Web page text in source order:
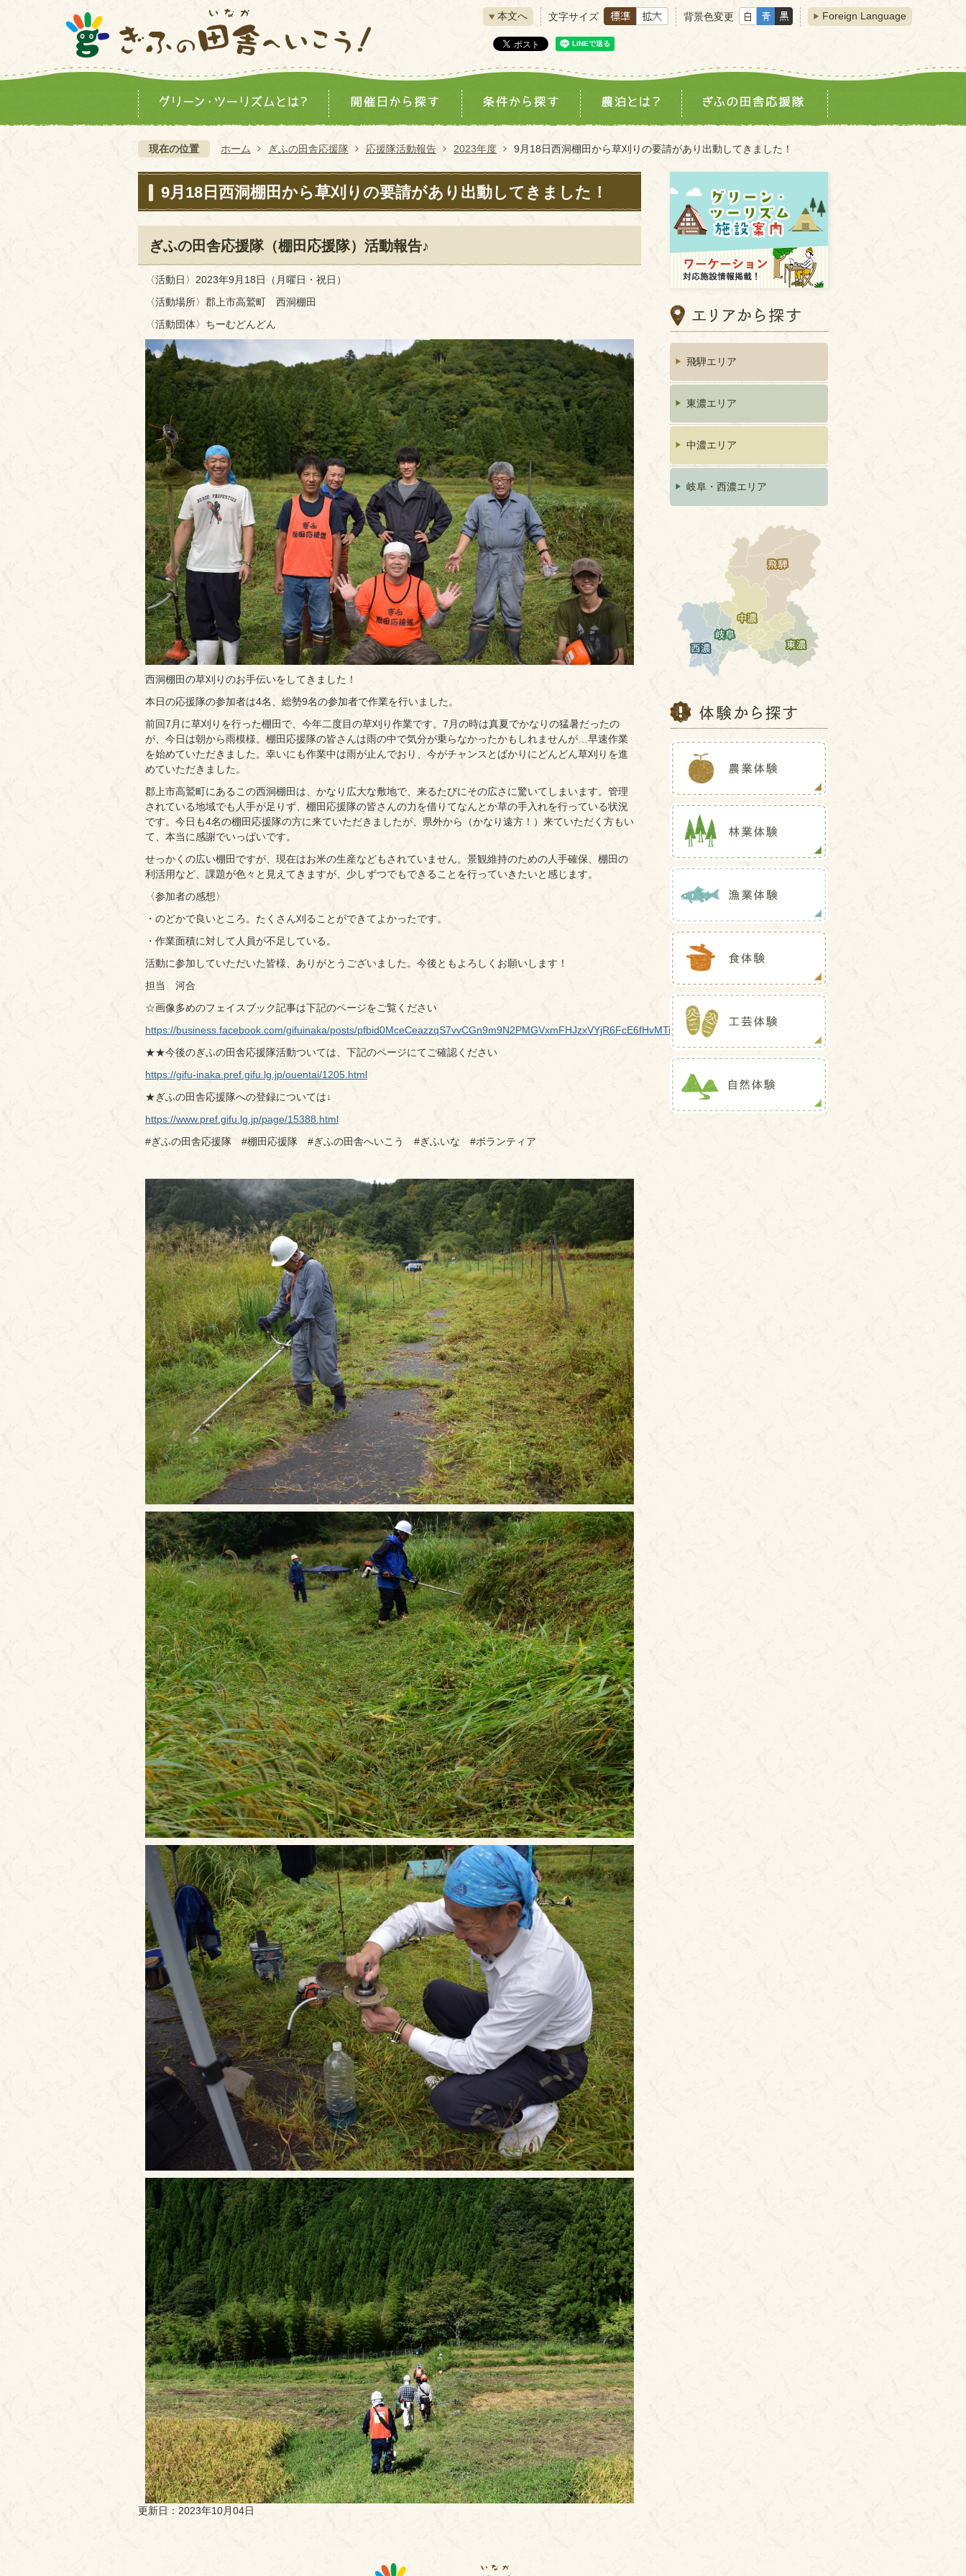
本文へ 文字サイズ 背景色変更 Foreign Language
現在の位置 ホーム ぎふの田舎応援隊 応援隊活動報告 2023年度 9月18日西洞棚田から草刈りの要請があり出動してきました！
9月18日西洞棚田から草刈りの要請があり出動してきました！
ぎふの田舎応援隊（棚田応援隊）活動報告♪
〈活動日〉2023年9月18日（月曜日・祝日）
〈活動場所〉郡上市高鷲町 西洞棚田
〈活動団体〉ちーむどんどん
西洞棚田の草刈りのお手伝いをしてきました！
本日の応援隊の参加者は4名、総勢9名の参加者で作業を行いました。
前回7月に草刈りを行った棚田で、今年二度目の草刈り作業です。7月の時は真夏でかなりの猛暑だったの
が、今日は朝から雨模様。棚田応援隊の皆さんは雨の中で気分が乗らなかったかもしれませんが…早速作業
を始めていただきました。幸いにも作業中は雨が止んでおり、今がチャンスとばかりにどんどん草刈りを進
めていただきました。
郡上市高鷲町にあるこの西洞棚田は、かなり広大な敷地で、来るたびにその広さに驚いてしまいます。管理
されている地域でも人手が足りず、棚田応援隊の皆さんの力を借りてなんとか草の手入れを行っている状況
です。今日も4名の棚田応援隊の方に来ていただきましたが、県外から（かなり遠方！）来ていただく方もい
て、本当に感謝でいっぱいです。
せっかくの広い棚田ですが、現在はお米の生産などもされていません。景観維持のための人手確保、棚田の
利活用など、課題が色々と見えてきますが、少しずつでもできることを行っていきたいと感じます。
〈参加者の感想〉
・のどかで良いところ。たくさん刈ることができてよかったです。
・作業面積に対して人員が不足している。
活動に参加していただいた皆様、ありがとうございました。今後ともよろしくお願いします！
担当 河合
☆画像多めのフェイスブック記事は下記のページをご覧ください
https://business.facebook.com/gifuinaka/posts/pfbid0MceCeazzqS7vvCGn9m9N2PMGVxmFHJzxVYjR6FcE6fHvMTi2A6bzZRcj7fQaD4D3l
★★今後のぎふの田舎応援隊活動ついては、下記のページにてご確認ください
https://gifu-inaka.pref.gifu.lg.jp/ouentai/1205.html
★ぎふの田舎応援隊への登録については↓
https://www.pref.gifu.lg.jp/page/15388.html
#ぎふの田舎応援隊 #棚田応援隊 #ぎふの田舎へいこう #ぎふいな #ボランティア
更新日：2023年10月04日
飛騨エリア
東濃エリア
中濃エリア
岐阜・西濃エリア